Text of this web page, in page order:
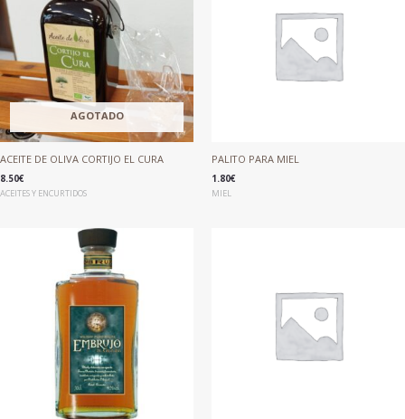
AGOTADO
ACEITE DE OLIVA CORTIJO EL CURA
8.50€
ACEITES Y ENCURTIDOS
PALITO PARA MIEL
1.80€
MIEL